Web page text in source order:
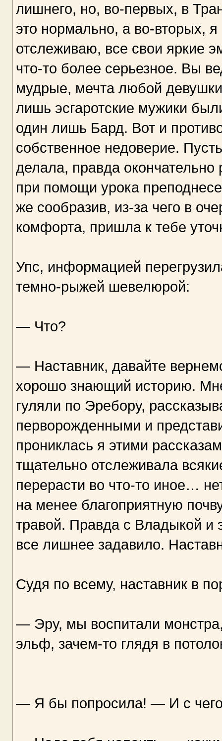
лишнего, но, во-первых, в
это нормально, а во-вторых,
отслеживаю, все свои яркие
что-то более серьезное. Вы
мудрые, мечта любой
лишь эсгаротские мужики
один лишь Бард. Вот и
собственное недоверие.
делала, правда
при помощи урока
же сообразив, из-за чего в
комфорта, пришла к тебе
Упс, информацией
темно-рыжей шевелюрой:
— Что?
— Наставник, давайте
хорошо знающий историю.
гуляли по Эребору,
перворожденными и
прониклась я этими
тщательно отслеживала
перерасти во что-то иное…
на менее благоприятную
травой. Правда с Владыкой и
все лишнее задавило.
Судя по всему, наставник в
— Эру, мы воспитали
эльф, зачем-то глядя в
— Я бы попросила! — И с чего